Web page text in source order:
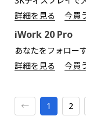
詳細を見る
今買
iWork 20 Pro
詳細を見る
今買
← 1 2